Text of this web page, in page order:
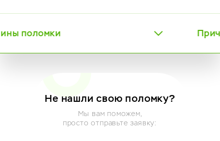
Причины поломки
Не нашли свою поломку?
Мы вам поможем,
просто отправьте заявку: